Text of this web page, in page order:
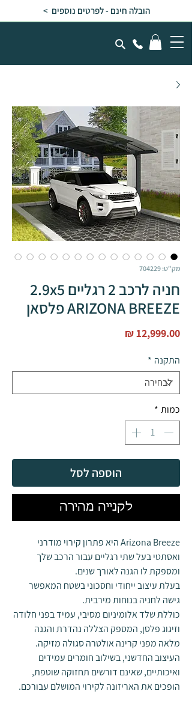
הובלה חינם - לפרטים נוספים >
מק"ט: 704229
חניה לרכב 2 רגליים 2.9x5
ARIZONA BREEZE פלסאן
התקנה *
כמות *
הוספה לסל
לקנייה מהירה
Arizona Breeze היא פתרון קירוי מודרני
ואסתטי בעל שתי רגליים עבור הרכב שלך
ומספקת לו הגנה לאורך שנים.
בעלת עיצוב ייחודי וחסכוני בשטח המאפשר
גישה לחניה בנוחות מירבית.
כוללת שלד אלומיניום מסיבי, עמיד בפני חלודה
וזיגוג פלסן, המספק הצללה נהדרת והגנה
מלאה מפני קרינה אולטרה סגולה מזיקה.
העיצוב החדשני, בשילוב חומרים עמידים
ואיכותיים, שאינם דורשים תחזוקה שוטפת,
הופכים את האריזונה לקירוי המושלם עבורכם.